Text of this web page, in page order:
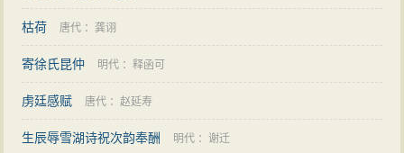
枯荷 唐代 ： 龚诩
寄徐氏昆仲 明代 ：释函可
虏廷感赋 唐代 ：赵延寿
生辰辱雪湖诗祝次韵奉酬 明代 ：谢迁